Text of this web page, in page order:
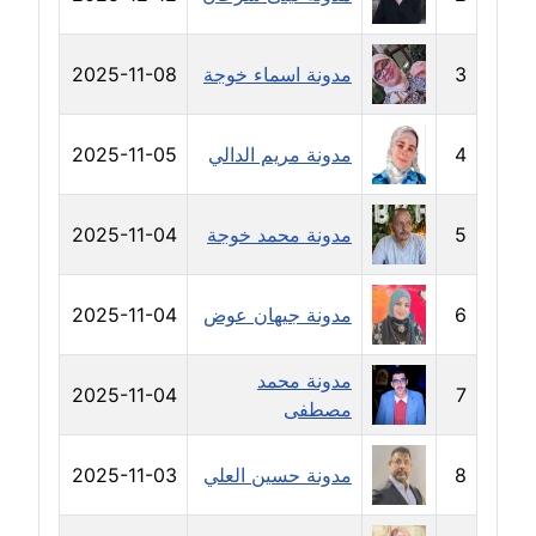
مدونة خالد العامري
معلق
مدونة خالد دومه
عاملة
مدونة خالد صالح
عاملة
مدونة خالد عويس
عاملة
مدونة خالد منير
عاملة
مدونة خليل السيد
عاملة
3 مدونة اسماء خوجة 2025-11-08
4 مدونة مريم الدالي 2025-11-05
5 مدونة محمد خوجة 2025-11-04
6 مدونة جيهان عوض 2025-11-04
7
مدونة محمد
مصطفى
2025-11-04
8 مدونة حسين العلي 2025-11-03